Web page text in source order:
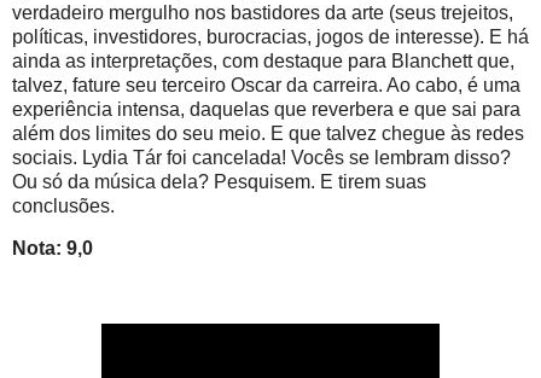
verdadeiro mergulho nos bastidores da arte (seus trejeitos,
políticas, investidores, burocracias, jogos de interesse). E há
ainda as interpretações, com destaque para Blanchett que,
talvez, fature seu terceiro Oscar da carreira. Ao cabo, é uma
experiência intensa, daquelas que reverbera e que sai para
além dos limites do seu meio. E que talvez chegue às redes
sociais. Lydia Tár foi cancelada! Vocês se lembram disso?
Ou só da música dela? Pesquisem. E tirem suas
conclusões.
Nota: 9,0